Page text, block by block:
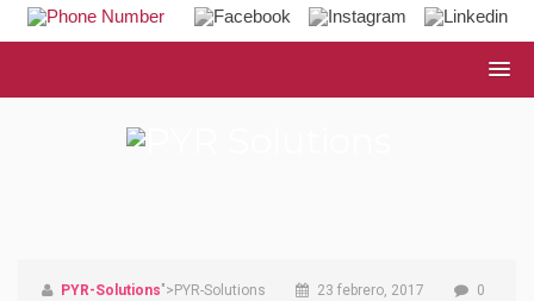
PYR-Solutions">PYR-Solutions 23 febrero, 2017 0